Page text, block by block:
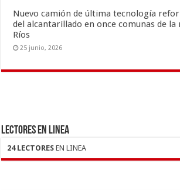
Nuevo camión de última tecnología
del alcantarillado en once comunas de la
Ríos
25 junio, 2026
LECTORES EN LINEA
24 LECTORES EN LINEA